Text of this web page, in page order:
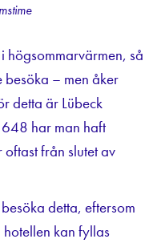
högsommarvärmen, så
besöka – men åker
detta är Lübeck
har man haft
från slutet av
detta, eftersom
kan fyllas